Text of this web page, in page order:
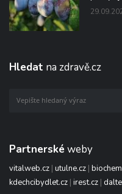
Hledat na zdravě.cz
Partnerské weby
vitalweb.cz | utulne.cz |
kdechcibydlet.cz | irest.cz |